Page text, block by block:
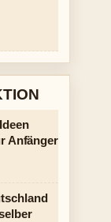
Anfänger